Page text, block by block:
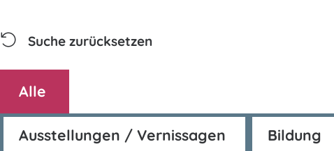
Suche zurücksetzen
Alle
Ausstellungen / Vernissagen Bildung